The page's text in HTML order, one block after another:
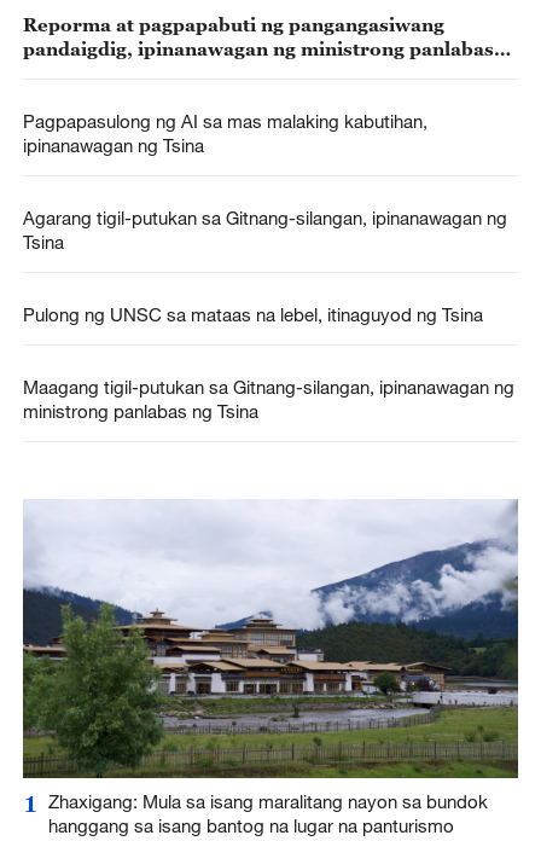
Reporma at pagpapabuti ng pangangasiwang
pandaigdig, ipinanawagan ng ministrong panlabas
Pagpapasulong ng AI sa mas malaking kabutihan,
ipinanawagan ng Tsina
Agarang tigil-putukan sa Gitnang-silangan, ipinanawagan ng
Tsina
Pulong ng UNSC sa mataas na lebel, itinaguyod ng Tsina
Maagang tigil-putukan sa Gitnang-silangan, ipinanawagan ng
ministrong panlabas ng Tsina
1
Zhaxigang: Mula sa isang maralitang nayon sa bundok
hanggang sa isang bantog na lugar na panturismo